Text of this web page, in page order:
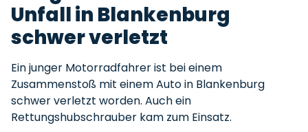
Unfall in Blankenburg
schwer verletzt
Ein junger Motorradfahrer ist bei einem
Zusammenstoß mit einem Auto in Blankenburg
schwer verletzt worden. Auch ein
Rettungshubschrauber kam zum Einsatz.